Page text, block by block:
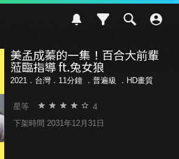
美孟成蓁的一集！百合大前輩
蒞臨指導 ft.兔女狼
2021．台灣．11分鐘 ． 普遍級 ．HD畫質
星等 4
下架時間 2031年12月31日